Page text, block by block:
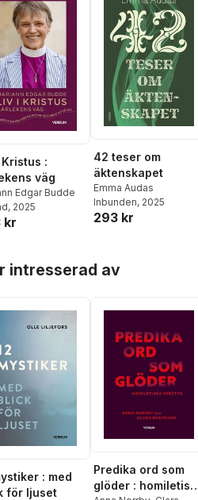
:
väg
Edgar Budde
, 2025
kr
42 teser om
äktenskapet
Emma Audas
Inbunden, 2025
293 kr
intresserad av
: med
för ljuset
Predika ord som
glöder :